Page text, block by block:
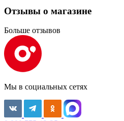
Отзывы о магазине
Больше отзывов
Мы в социальных сетях